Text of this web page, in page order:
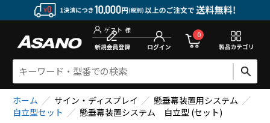
ゲスト 新規会員登録
0
ホーム サイン・ディスプレイ
懸垂幕装置用システム
自立型セット
懸垂幕装置システム 自立型 (セット)